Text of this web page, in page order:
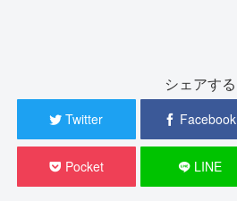
シェアする
Twitter Facebook
Pocket LINE